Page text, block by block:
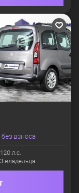
взноса
120 л.с.
3 владельца